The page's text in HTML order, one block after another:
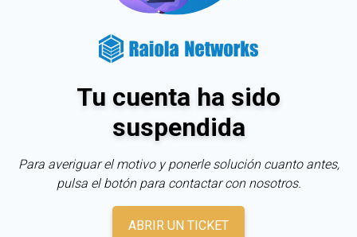
Tu cuenta ha sido
suspendida
Para averiguar el motivo y ponerle solución cuanto antes,
pulsa el botón para contactar con nosotros.
ABRIR UN TICKET